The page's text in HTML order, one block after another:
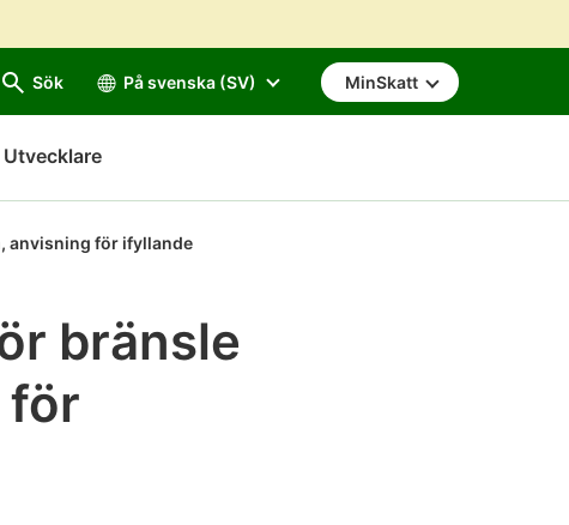
Sök På svenska (SV) MinSkatt
Utvecklare
anvisning för ifyllande
bränsle
för